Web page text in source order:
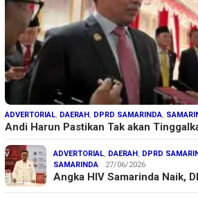
ADVERTORIAL DAERAH DPRD SAMARINDA
Andi Harun Pastikan Tak akan
ADVERTORIAL DAERAH DPRD
SAMARINDA
27/06/2026
Angka HIV Samarinda Naik,